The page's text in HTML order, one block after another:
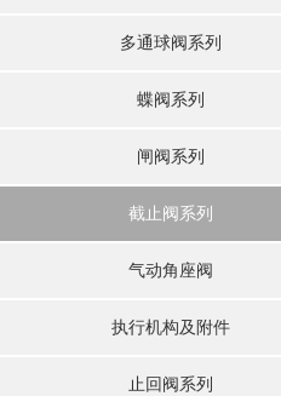
多通球阀系列
蝶阀系列
闸阀系列
截止阀系列
气动角座阀
执行机构及附件
止回阀系列